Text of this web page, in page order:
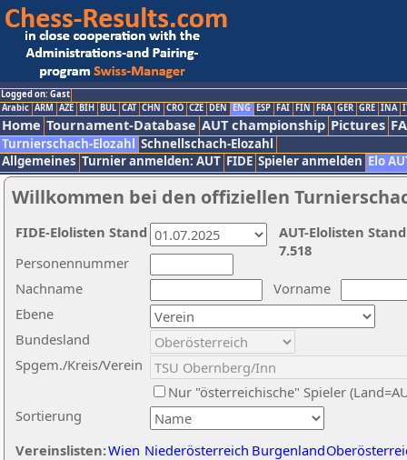
Logged on: Gast
Arabic ARM AZE BIH BUL CAT CHN CRO CZE DEN ENG ESP FAI FIN FRA GER GRE INA
Home Tournament-Database AUT championship Pictures
Turnierschach-Elozahl Schnellschach-Elozahl
Allgemeines Turnier anmelden: AUT FIDE Spieler anmelden Elo
Willkommen bei den offiziellen
Nachname
Vorname
Ebene
Sortierung
Personennummer
Bundesland
Spgem./Kreis/Verein
Nur "österreichische" Spieler
Vereinslisten:Wien Niederösterreich Burgenland
AUT-Elolisten
7.518
FIDE-Elolisten Stand